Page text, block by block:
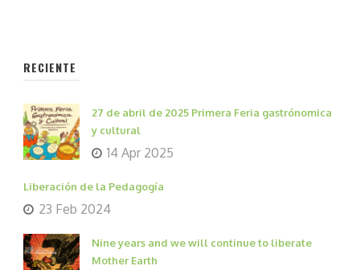
RECIENTE
27 de abril de 2025 Primera Feria gastrónomica
y cultural
14 Apr 2025
Liberación de la Pedagogía
23 Feb 2024
Nine years and we will continue to liberate
Mother Earth